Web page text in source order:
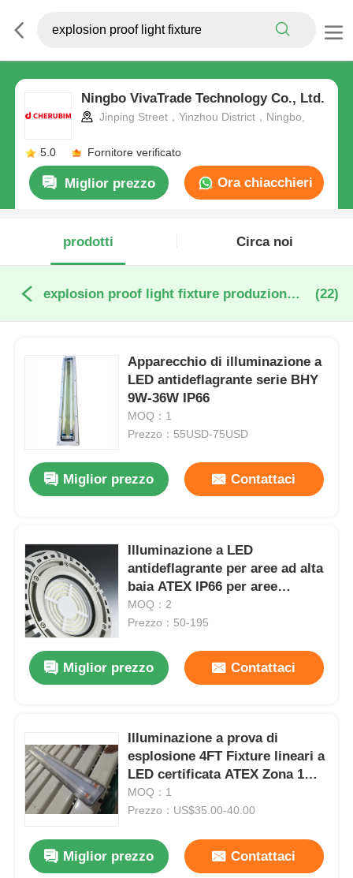
Ningbo VivaTrade Technology Co., Ltd.
Jinping Street，Yinzhou District，Ningbo,
5.0 Fornitore verificato
Miglior prezzo Ora chiacchieri
prodotti Circa noi
explosion proof light fixture produzione online (22)
Apparecchio di illuminazione a
LED antideflagrante serie BHY
9W-36W IP66
MOQ：1
Prezzo：55USD-75USD
Miglior prezzo Contattaci
Illuminazione a LED
antideflagrante per aree ad alta
baia ATEX IP66 per aree
industriali pericolose
MOQ：2
Prezzo：50-195
Miglior prezzo Contattaci
Illuminazione a prova di
esplosione 4FT Fixture lineari a
LED certificata ATEX Zona 1
con copertura PC
MOQ：1
Prezzo：US$35.00-40.00
Miglior prezzo Contattaci